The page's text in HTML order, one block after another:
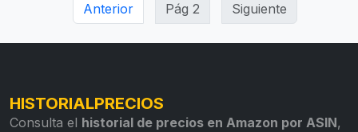
Anterior Pág 2 Siguiente
HISTORIALPRECIOS
Consulta el historial de precios en Amazon por ASIN,